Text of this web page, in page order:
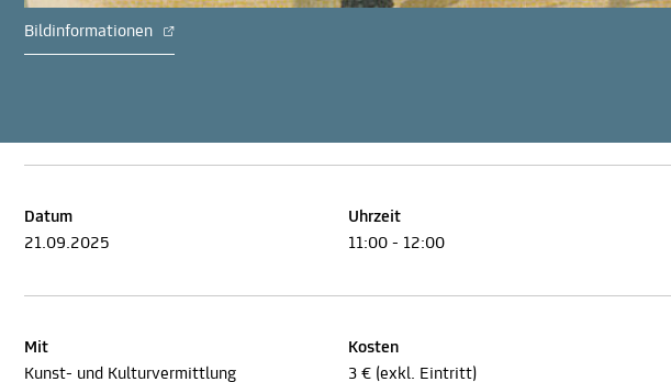
Bildinformationen
Datum
21.09.2025
Uhrzeit
11:00 - 12:00
Mit
Kunst- und Kulturvermittlung
Kosten
3 € (exkl. Eintritt)